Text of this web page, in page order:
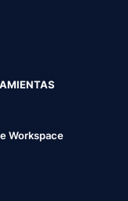
Workspace